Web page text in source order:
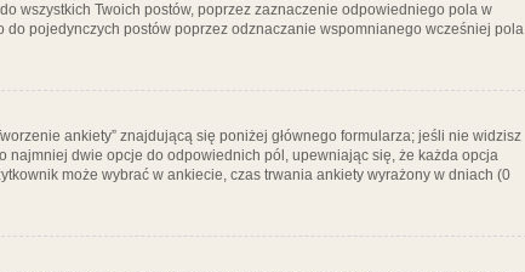
wszystkich Twoich postów, poprzez zaznaczenie odpowiedniego pola w
pojedynczych postów poprzez odznaczanie wspomnianego wcześniej pola
ankiety” znajdującą się poniżej głównego formularza; jeśli nie widzisz
najmniej dwie opcje do odpowiednich pól, upewniając się, że każda opcja
może wybrać w ankiecie, czas trwania ankiety wyrażony w dniach (0